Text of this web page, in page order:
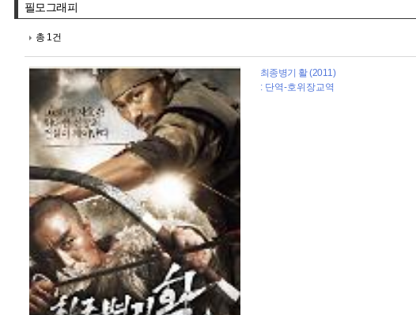
필모그래피
총 1건
최종병기 활 (2011)
: 단역-호위장교역